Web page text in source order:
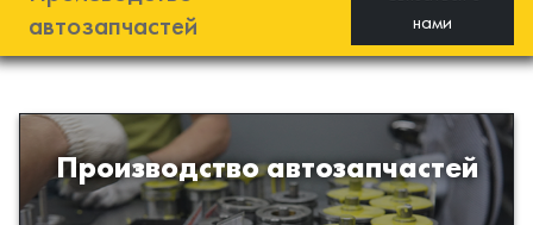
автозапчастей
нами
Производство автозапчастей
Разработка и производство деталей
из эластомеров для подвески
автомобиля